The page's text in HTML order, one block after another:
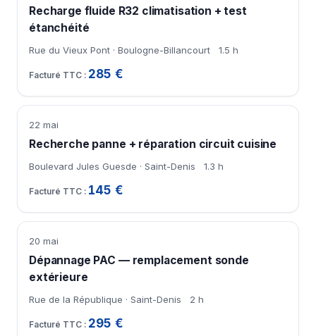
Recharge fluide R32 climatisation + test
étanchéité
Rue du Vieux Pont · Boulogne-Billancourt 1.5 h
285 €
22 mai
Recherche panne + réparation circuit cuisine
Boulevard Jules Guesde · Saint-Denis 1.3 h
145 €
20 mai
Dépannage PAC — remplacement sonde
extérieure
Rue de la République · Saint-Denis 2 h
295 €